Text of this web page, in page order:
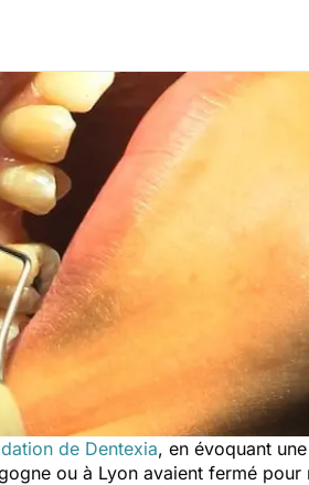
de Dentexia, en évoquant
ou à Lyon avaient fermé pour